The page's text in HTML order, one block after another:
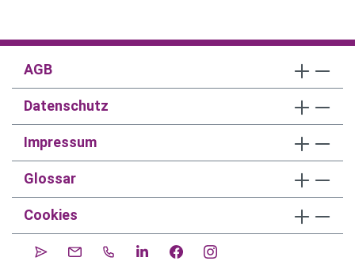
AGB
Datenschutz
Impressum
Glossar
Cookies